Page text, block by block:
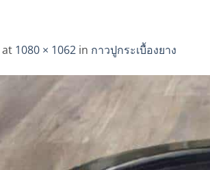
at 1080 × 1062 in กาวปูกระเบื้องยาง